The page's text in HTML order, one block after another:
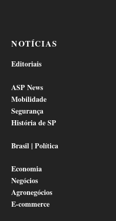
NOTÍCIAS
Editoriais
ASP News
Mobilidade
Segurança
História de SP
Brasil | Política
Economia
Negócios
Agronegócios
E-commerce